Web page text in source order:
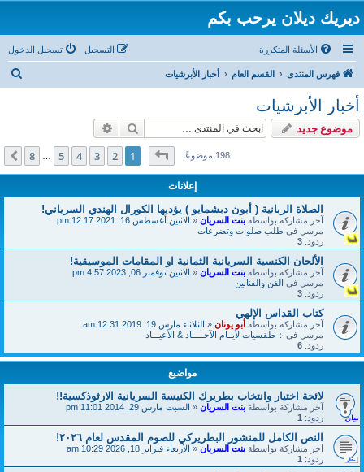
ديريك ديلان يرحب بكم
الأسئلة المتكررة تسجيل الدخول التسجيل
فهرس المنتدى القسم العام أخبار الأبرشيات
ب
أخبار الأبرشيات
موضوع جديد بحث
198 موضوعًا صفحة1 من8
1
2
3
4
5
8 التالي
إعلانات
الصلاة الربانية ( أبون دبشمايو ) يؤديها الكورال الهندي السرياني!
آخر مشاركة بواسطةبنت السريان«الاثنين أغسطس 16, 2021 12:17 pm
مرسل فيطلب صلوات وتضرعات
ردود: 3
الألحان الكنسية السريانية الثمانية او المقامات الموسيقية!
آخر مشاركة بواسطةبنت السريان«الاثنين نوفمبر 06, 2023 4:57 pm
مرسل فيالفن والفنانين
ردود: 3
كتاب القداس الإلهي
آخر مشاركة بواسطةأبو يونان«الثلاثاء مارس 19, 2019 12:31 am
مرسل في܀ طقسيات لأيــام الآحـــــاد & الأعيـــاد
ردود: 6
مواضيع
لائحة اختيار وانتخاب بطريرك الكنيسة السريانية الارثوذكسية!!
آخر مشاركة بواسطةبنت السريان«السبت مارس 29, 2014 11:01 pm
ردود: 1
النص الكامل للمنشور البطريركي للصوم المقدس لعام ٢٠٢٦!
آخر مشاركة بواسطةبنت السريان«الأربعاء فبراير 18, 2026 10:29 am
ردود: 1